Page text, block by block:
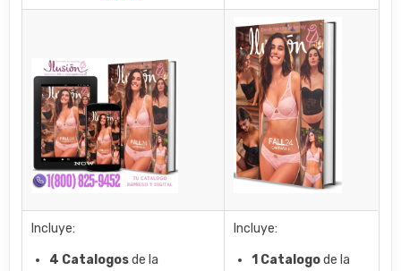
Incluye:
4 Catalogosde la
Incluye:
1 Catalogode la